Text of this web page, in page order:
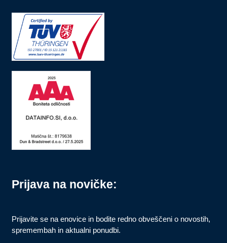
Prijava na novičke:
Prijavite se na enovice in bodite redno obveščeni o novostih,
spremembah in aktualni ponudbi.